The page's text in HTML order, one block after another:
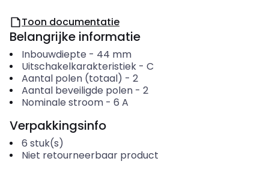
Toon documentatie
Belangrijke informatie
Inbouwdiepte - 44 mm
Uitschakelkarakteristiek- C
Aantal polen (totaal) - 2
Aantal beveiligde polen- 2
Nominale stroom- 6 A
Verpakkingsinfo
6 stuk(s)
Niet retourneerbaar product